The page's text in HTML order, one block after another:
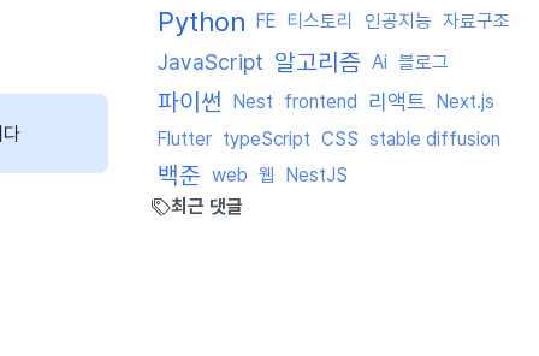
Python FE 티스토리 인공지능 자료구조
JavaScript 알고리즘 Ai 블로그
파이썬 Nest frontend 리액트 Next.js
Flutter typeScript CSS stable diffusion
백준 web 웹 NestJS
최근 댓글